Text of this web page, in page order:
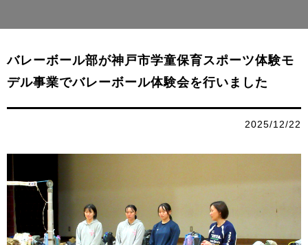
バレーボール部が神戸市学童保育スポーツ体験モ
デル事業でバレーボール体験会を行いました
2025/12/22